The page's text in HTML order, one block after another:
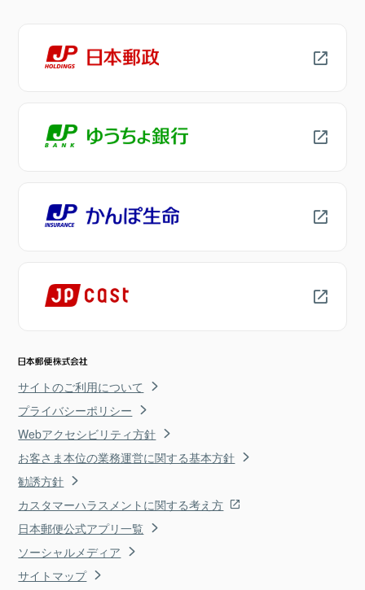
サイトのご利用について
プライバシーポリシー
Webアクセシビリティ方針
お客さま本位の業務運営に関する基本方針
勧誘方針
カスタマーハラスメントに関する考え方
日本郵便公式アプリ一覧
ソーシャルメディア
サイトマップ